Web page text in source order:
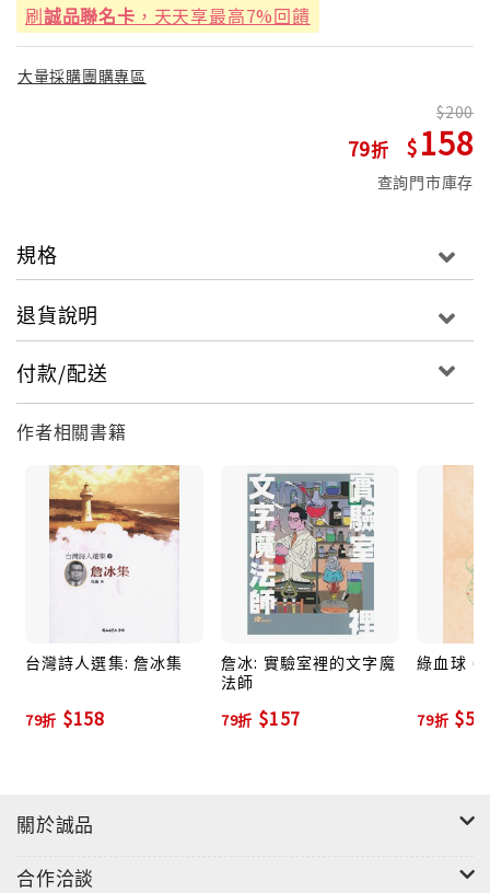
刷誠品聯名卡 ，天天享最高7%回饋
大量採購團購專區
79
200
158
查詢門市庫存
規格
退貨說明
付款/配送
作者相關書籍
台灣詩人選集: 詹冰集
79折 $158
詹冰: 實驗室裡的文字魔
法師
79折 $157
綠血球 (
79折
關於誠品
合作洽談